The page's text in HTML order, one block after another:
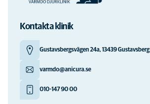
Kontakta klinik
Gustavsbergsvägen 24a, 13439 Gustavsberg
varmdo@anicura.se
010-147 90 00